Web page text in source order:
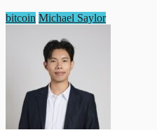
bitcoin Michael Saylor